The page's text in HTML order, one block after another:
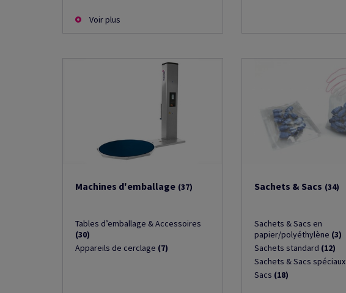
Voir plus
Machines d'emballage (37)
Tables d’emballage & Accessoires
(30)
Appareils de cerclage (7)
Sachets & Sacs (34)
Sachets & Sacs en
papier/polyéthylène (3)
Sachets standard (12)
Sachets & Sacs spéciaux
Sacs (18)